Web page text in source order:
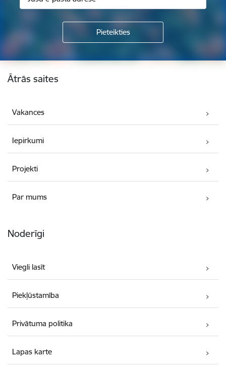
Kājene
Ātrās saites
Vakances
Iepirkumi
Projekti
Par mums
Noderīgi
Viegli lasīt
Piekļūstamība
Privātuma politika
Lapas karte